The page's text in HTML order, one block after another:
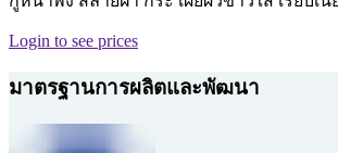
Login to see prices
มาตรฐานการผลิตและพัฒนา